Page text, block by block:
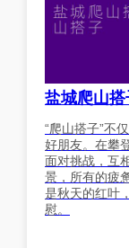
盐城爬山
“爬山搭子”不
好朋友。在攀
面对挑战，互
景，所有的疲
是秋天的红叶
慰。